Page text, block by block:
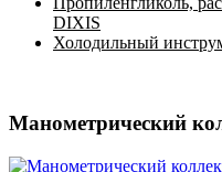
DIXIS
Холодильный
Манометрический